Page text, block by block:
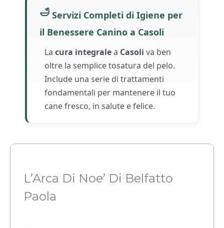
🛁 Servizi Completi di Igiene per
il Benessere Canino a Casoli
La cura integralea Casoli va ben
oltre la semplice tosatura del pelo.
Include una serie di trattamenti
fondamentali per mantenere il tuo
cane fresco, in salute e felice.
L’Arca Di Noe’ Di Belfatto
Paola